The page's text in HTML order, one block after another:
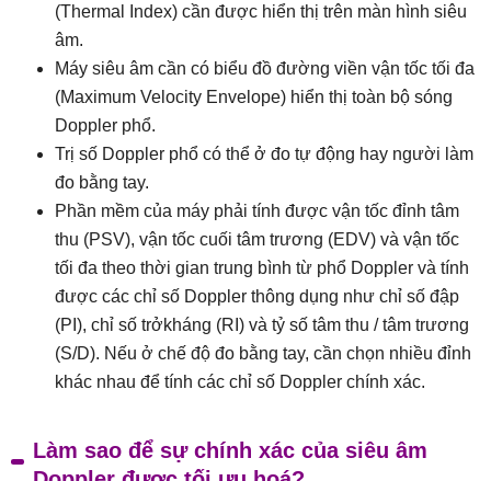
(Thermal Index) cần được hiển thị trên màn hình siêu
âm.
Máy siêu âm cần có biểu đồ đường viền vận tốc tối đa
(Maximum Velocity Envelope) hiển thị toàn bộ sóng
Doppler phổ.
Trị số Doppler phổ có thể ở đo tự động hay người làm
đo bằng tay.
Phần mềm của máy phải tính được vận tốc đỉnh tâm
thu (PSV), vận tốc cuối tâm trương (EDV) và vận tốc
tối đa theo thời gian trung bình từ phổ Doppler và tính
được các chỉ số Doppler thông dụng như chỉ số đập
(PI), chỉ số trởkháng (RI) và tỷ số tâm thu / tâm trương
(S/D). Nếu ở chế độ đo bằng tay, cần chọn nhiều đỉnh
khác nhau để tính các chỉ số Doppler chính xác.
Làm sao để sự chính xác của siêu âm